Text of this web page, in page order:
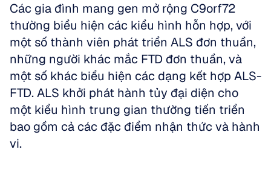
Các gia đình mang gen mở rộng C9orf72
thường biểu hiện các kiểu hình hỗn hợp, với
một số thành viên phát triển ALS đơn thuần,
những người khác mắc FTD đơn thuần, và
một số khác biểu hiện các dạng kết hợp ALS-
FTD. ALS khởi phát hành tủy đại diện cho
một kiểu hình trung gian thường tiến triển
bao gồm cả các đặc điểm nhận thức và hành
vi.